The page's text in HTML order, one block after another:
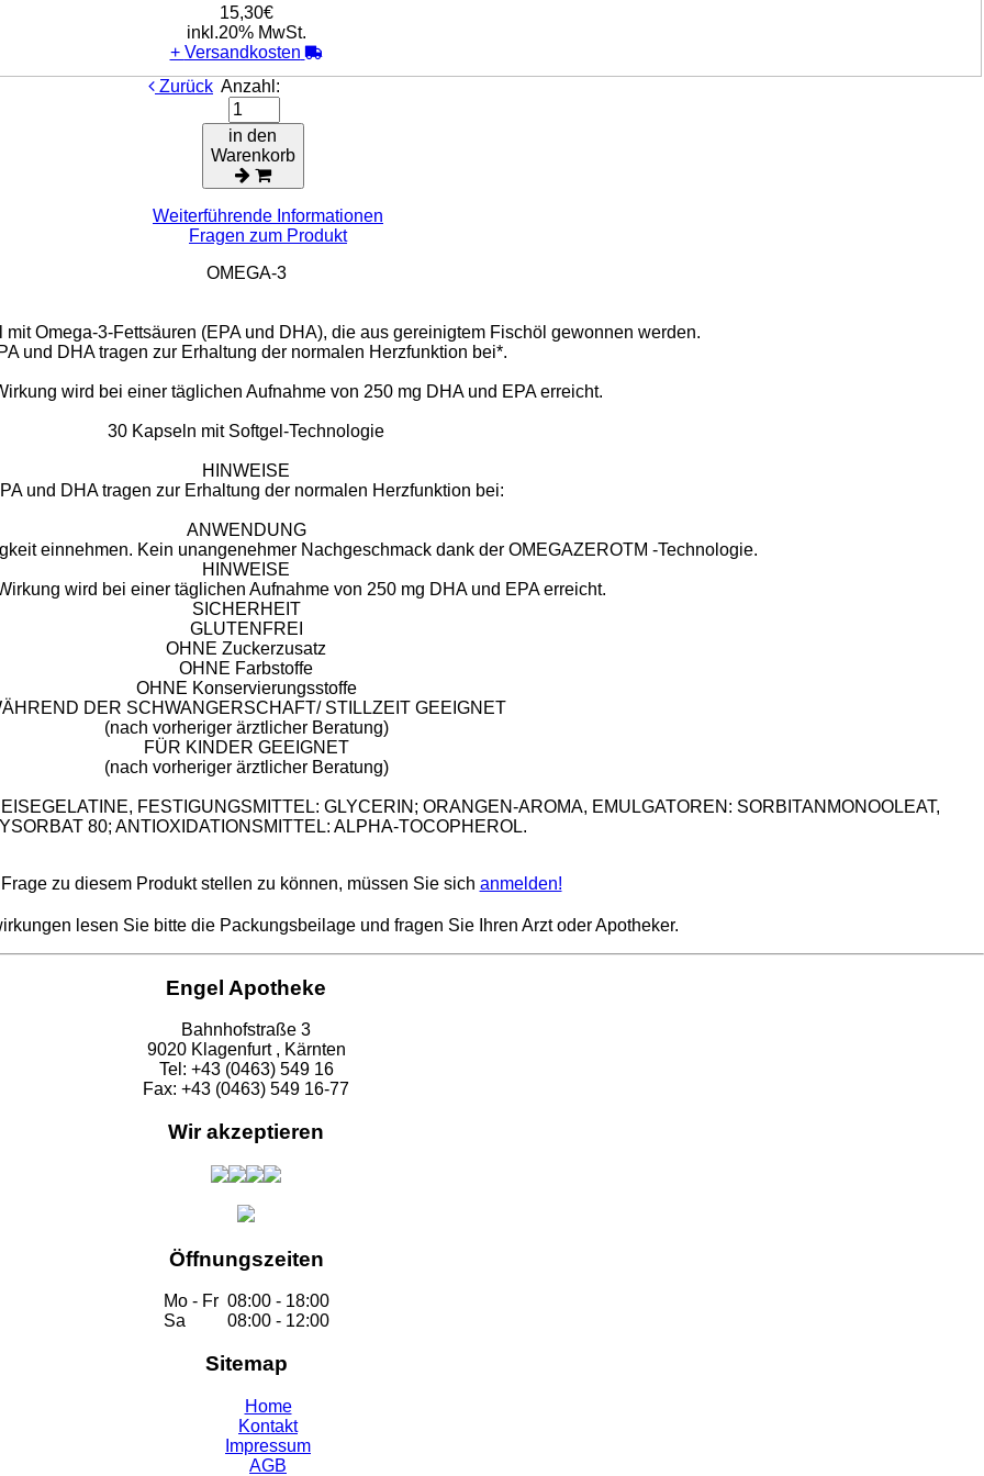
15,30€
inkl.20% MwSt.
+ Versandkosten
Zurück Anzahl:
in den
Warenkorb
Weiterführende Informationen
Fragen zum Produkt
OMEGA-3
Omega-3-Fettsäuren (EPA und DHA), die aus gereinigtem Fischöl gewonnen werden.
und DHA tragen zur Erhaltung der normalen Herzfunktion bei*.
wird bei einer täglichen Aufnahme von 250 mg DHA und EPA erreicht.
30 Kapseln mit Softgel-Technologie
HINWEISE
und DHA tragen zur Erhaltung der normalen Herzfunktion bei:
ANWENDUNG
einnehmen. Kein unangenehmer Nachgeschmack dank der OMEGAZEROTM -Technologie.
HINWEISE
wird bei einer täglichen Aufnahme von 250 mg DHA und EPA erreicht.
SICHERHEIT
​GLUTENFREI
OHNE Zuckerzusatz
OHNE Farbstoffe
OHNE Konservierungsstoffe
DER SCHWANGERSCHAFT/ STILLZEIT GEEIGNET
(nach vorheriger ärztlicher Beratung)
FÜR KINDER GEEIGNET
(nach vorheriger ärztlicher Beratung)
FESTIGUNGSMITTEL: GLYCERIN; ORANGEN-AROMA, EMULGATOREN: SORBITANMONOOLEAT,
80; ANTIOXIDATIONSMITTEL: ALPHA-TOCOPHEROL.
zu diesem Produkt stellen zu können, müssen Sie sich anmelden!
lesen Sie bitte die Packungsbeilage und fragen Sie Ihren Arzt oder Apotheker.
Engel Apotheke
Bahnhofstraße 3
9020 Klagenfurt , Kärnten
Tel: +43 (0463) 549 16
Fax: +43 (0463) 549 16-77
Wir akzeptieren
Öffnungszeiten
Mo - Fr 08:00 - 18:00
Sa
08:00 - 12:00
Sitemap
Home
Kontakt
Impressum
AGB